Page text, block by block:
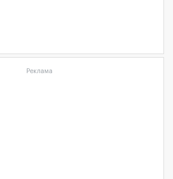
Реклама